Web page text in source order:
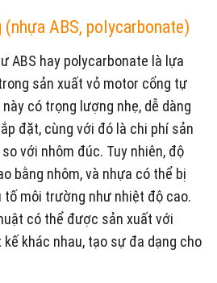
ABS, polycarbonate)
ABS hay polycarbonate là lựa
sản xuất vỏ motor cổng tự
có trọng lượng nhẹ, dễ dàng
đặt, cùng với đó là chi phí sản
với nhôm đúc. Tuy nhiên, độ
bằng nhôm, và nhựa có thể bị
tố môi trường như nhiệt độ cao.
có thể được sản xuất với
khác nhau, tạo sự đa dạng cho